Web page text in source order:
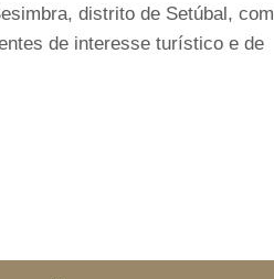
distrito de Setúbal, com
de interesse turístico e de